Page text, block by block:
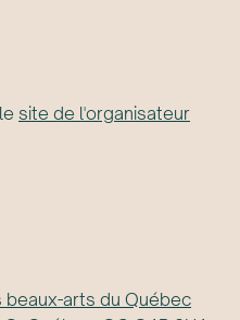
site de l'organisateur
beaux-arts du Québec